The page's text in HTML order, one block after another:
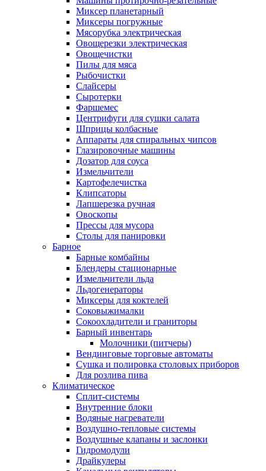
Миксер планетарный
Миксеры погружные
Мясорубка электрическая
Овощерезки электрическая
Овощечистки
Пилы для мяса
Рыбочистки
Слайсеры
Сыротерки
Фаршемес
Центрифуги для сушки салата
Шприцы колбасные
Аппараты для спиральных чипсов
Глазировочные машины
Дозатор для соуса
Измельчители
Картофелечистка
Клипсаторы
Лапшерезка ручная
Овоскопы
Прессы для мусора
Столы для панировки
Барное
Барные комбайны
Блендеры стационарные
Измельчители льда
Льдогенераторы
Миксеры для коктелей
Соковыжималки
Сокоохладители и граниторы
Барный инвентарь
Молочники (питчеры)
Вендинговые торговые автоматы
Сушка и полировка столовых приборов
Для розлива пива
Климатическое
Сплит-системы
Внутренние блоки
Водяные нагреватели
Воздушно-тепловые системы
Воздушные клапаны и заслонки
Гидромодули
Драйкулеры